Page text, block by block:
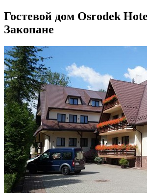
Гостевой дом Osrodek
Закопане